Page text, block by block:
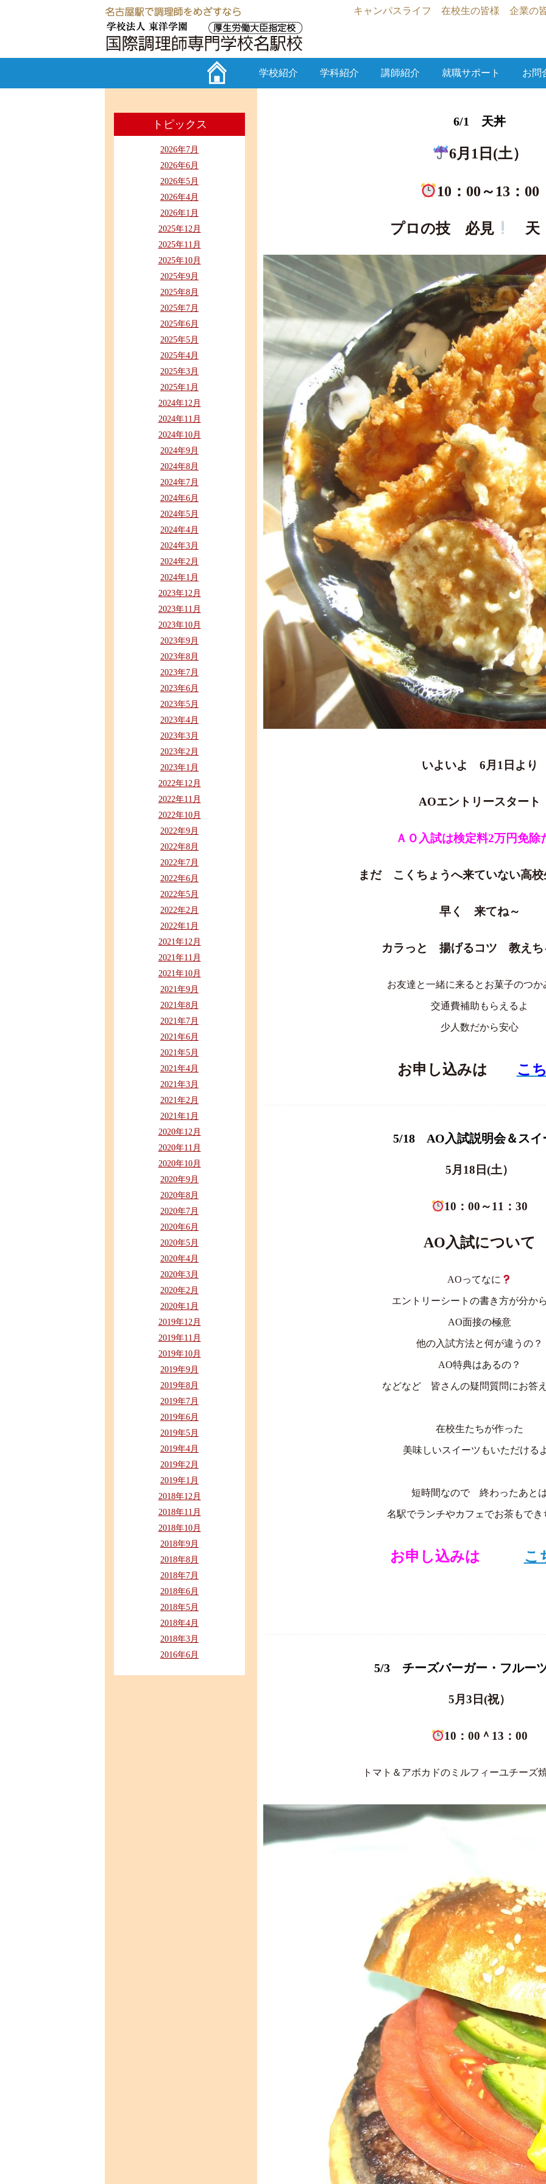
キャンパスライフ 在校生の皆様 企業の
学校紹介 学科紹介 講師紹介 就職サポート お問
トピックス
2026年7月
2026年6月
2026年5月
2026年4月
2026年1月
2025年12月
2025年11月
2025年10月
2025年9月
2025年8月
2025年7月
2025年6月
2025年5月
2025年4月
2025年3月
2025年1月
2024年12月
2024年11月
2024年10月
2024年9月
2024年8月
2024年7月
2024年6月
2024年5月
2024年4月
2024年3月
2024年2月
2024年1月
2023年12月
2023年11月
2023年10月
2023年9月
2023年8月
2023年7月
2023年6月
2023年5月
2023年4月
2023年3月
2023年2月
2023年1月
2022年12月
2022年11月
2022年10月
2022年9月
2022年8月
2022年7月
2022年6月
2022年5月
2022年2月
2022年1月
2021年12月
2021年11月
2021年10月
2021年9月
2021年8月
2021年7月
2021年6月
2021年5月
2021年4月
2021年3月
2021年2月
2021年1月
2020年12月
2020年11月
2020年10月
2020年9月
2020年8月
2020年7月
2020年6月
2020年5月
2020年4月
2020年3月
2020年2月
2020年1月
2019年12月
2019年11月
2019年10月
2019年9月
2019年8月
2019年7月
2019年6月
2019年5月
2019年4月
2019年2月
2019年1月
2018年12月
2018年11月
2018年10月
2018年9月
2018年8月
2018年7月
2018年6月
2018年5月
2018年4月
2018年3月
2016年6月
6/1 天丼
6月1日(土）
10：00～13：00
プロの技 必見 天
いよいよ 6月1日より
AOエントリースタート
ＡＯ入試は検定料2万円免除
まだ こくちょうへ来ていない高校
早く 来てね～
カラっと 揚げるコツ 教えち
お友達と一緒に来るとお菓子のつか
交通費補助もらえるよ
少人数だから安心
お申し込みは こ
5/18 AO入試説明会＆スイ
5月18日(土）
10：00～11：30
AO入試について
AOってなに
エントリーシートの書き方が分か
AO面接の極意
他の入試方法と何が違うの？
AO特典はあるの？
などなど 皆さんの疑問質問にお答
在校生たちが作った
美味しいスイーツもいただける
短時間なので 終わったあと
名駅でランチやカフェでお茶もでき
お申し込みは こ
5/3 チーズバーガー・フルー
5月3日(祝）
10：00＾13：00
トマト＆アボカドのミルフィーユチーズ